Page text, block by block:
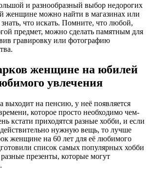
и разнообразный выбор недорогих
женщине можно найти в магазинах или
знать, что искать. Помните, что любой,
предмет, можно сделать памятным для
гравировку или фотографию
женщине на юбилей
увлечения
выходит на пенсию, у неё появляется
которое просто необходимо чем-
кстати приходятся разные хобби, и если
нужную вещь, то лучше
женщине на 60 лет для её любимого
список самых популярных хобби
презенты, которые могут